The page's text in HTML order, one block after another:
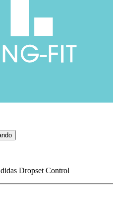
Dropset Control